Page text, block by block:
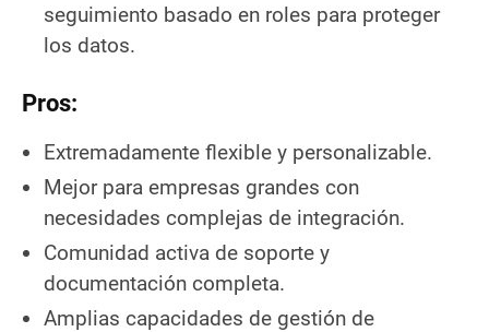
seguimiento basado en roles para proteger
los datos.
Pros:
Extremadamente flexible y personalizable.
Mejor para empresas grandes con
necesidades complejas de integración.
Comunidad activa de soporte y
documentación completa.
Amplias capacidades de gestión de